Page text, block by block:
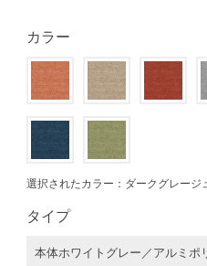
カラー
選択されたカラー：ダークグレージ
タイプ
本体ホワイトグレー／アルミポ